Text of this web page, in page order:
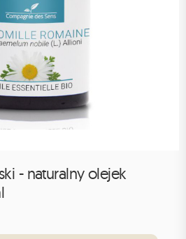
- naturalny olejek